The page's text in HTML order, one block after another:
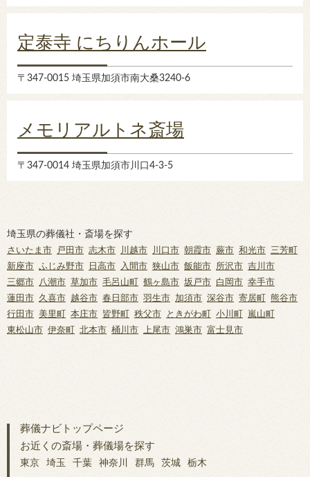
定泰寺 にちりんホール
〒347-0015 埼玉県加須市南大桑3240-6
メモリアルトネ斎場
〒347-0014 埼玉県加須市川口4-3-5
埼玉県の葬儀社・斎場を探す
さいたま市 戸田市 志木市 川越市 川口市 朝霞市 蕨市 和光市 三芳町
新座市 ふじみ野市 日高市 入間市 狭山市 飯能市 所沢市 吉川市
三郷市
八潮市 草加市 毛呂山町 鶴ヶ島市 坂戸市 白岡市 幸手市
蓮田市
久喜市 越谷市 春日部市 羽生市 加須市 深谷市 寄居町
熊谷市
行田市 美里町 本庄市 皆野町 秩父市 ときがわ町 小川町
嵐山町
東松山市 伊奈町 北本市 桶川市 上尾市 鴻巣市 富士見市
葬儀ナビトップページ
お近くの斎場・葬儀場を探す
東京 埼玉 千葉 神奈川 群馬 茨城 栃木